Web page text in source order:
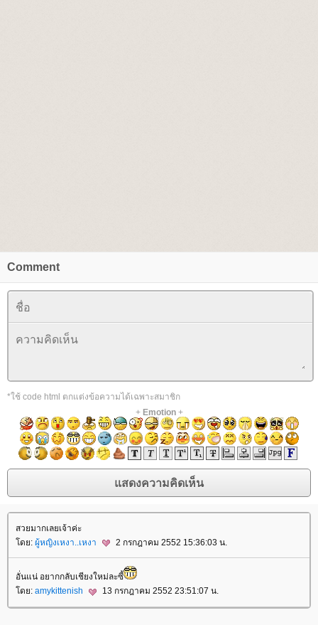
Comment
*ใช้ code html ตกแต่งข้อความได้เฉพาะสมาชิก
+ Emotion+
สวยมากเลยเจ้าค่ะ
ดย: ผู้หญิงเหงา..เหงา 2 กรกฎาคม 2552 15:36:03 น.
อั่นแน่ อยากกลับเชียงใหม่ละซี้
ดย: amykittenish 13 กรกฎาคม 2552 23:51:07 น.